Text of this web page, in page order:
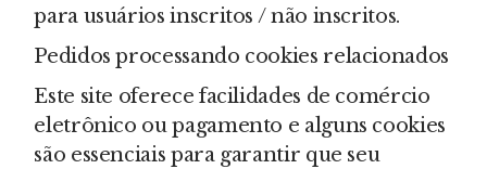
para usuários inscritos / não inscritos.
Pedidos processando cookies relacionados
Este site oferece facilidades de comércio
eletrônico ou pagamento e alguns cookies
são essenciais para garantir que seu